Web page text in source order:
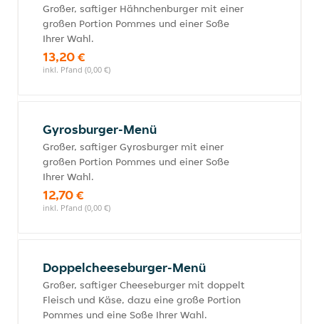
Großer, saftiger Hähnchenburger mit einer
großen Portion Pommes und einer Soße
Ihrer Wahl.
13,20 €
inkl. Pfand (0,00 €)
Gyrosburger-Menü
Großer, saftiger Gyrosburger mit einer
großen Portion Pommes und einer Soße
Ihrer Wahl.
12,70 €
inkl. Pfand (0,00 €)
Doppelcheeseburger-Menü
Großer, saftiger Cheeseburger mit doppelt
Fleisch und Käse, dazu eine große Portion
Pommes und eine Soße Ihrer Wahl.